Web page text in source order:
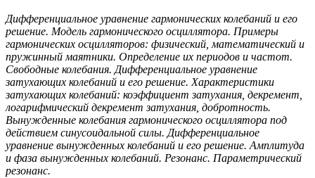
Дифференциальное уравнение гармонических колебаний и его
решение. Модель гармонического осциллятора. Примеры
гармонических осцилляторов: физический, математический и
пружинный маятники. Определение их периодов и частот.
Свободные колебания. Дифференциальное уравнение
затухающих колебаний и его решение. Характеристики
затухающих колебаний: коэффициент затухания, декремент,
логарифмический декремент затухания, добротность.
Вынужденные колебания гармонического осциллятора под
действием синусоидальной силы. Дифференциальное
уравнение вынужденных колебаний и его решение. Амплитуда
и фаза вынужденных колебаний. Резонанс. Параметрический
резонанс.